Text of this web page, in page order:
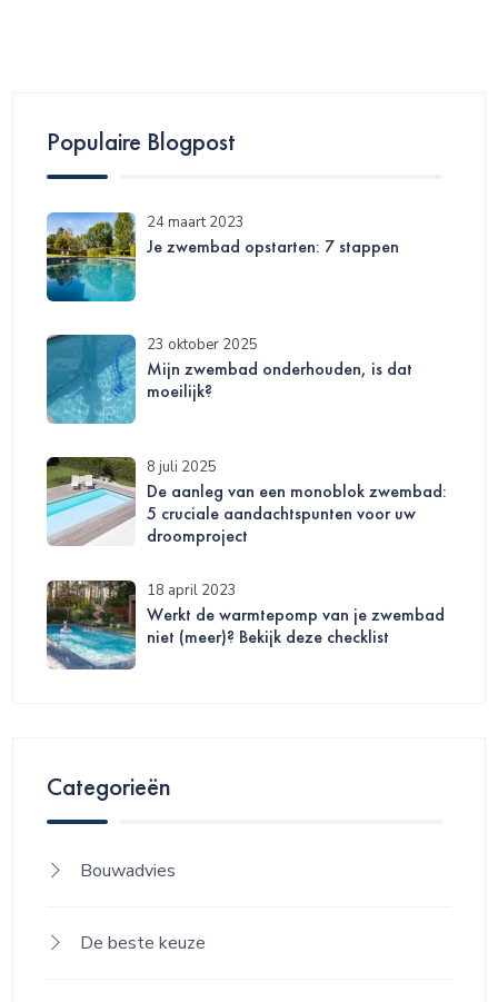
Populaire Blogpost
24 maart 2023
Je zwembad opstarten: 7 stappen
23 oktober 2025
Mijn zwembad onderhouden, is dat
moeilijk?
8 juli 2025
De aanleg van een monoblok zwembad:
5 cruciale aandachtspunten voor uw
droomproject
18 april 2023
Werkt de warmtepomp van je zwembad
niet (meer)? Bekijk deze checklist
Categorieën
Bouwadvies
De beste keuze